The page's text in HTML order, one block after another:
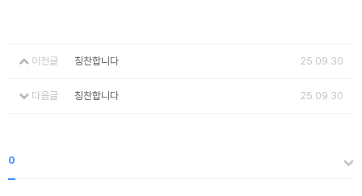
이전글 칭찬합니다 25.09.30
다음글 칭찬합니다 25.09.30
댓
글
0